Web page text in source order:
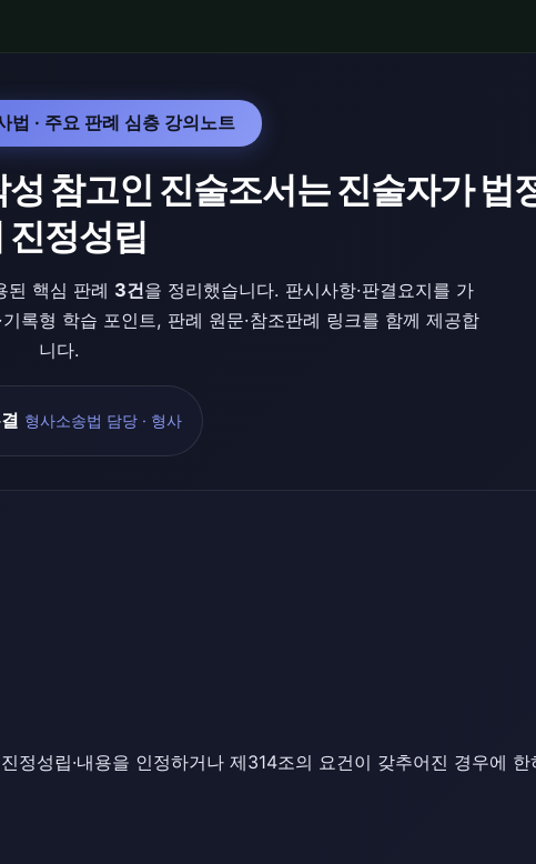
법 · 주요 판례 심층 강의노트
참고인 진술조서는 진술자가 법
진정성립
된 핵심 판례 3건을 정리했습니다. 판시사항·판결요지를 가
록형 학습 포인트, 판례 원문·참조판례 링크를 함께 제공합
니다.
형사소송법 담당 · 형사
정성립·내용을 인정하거나 제314조의 요건이 갖추어진 경우에 한